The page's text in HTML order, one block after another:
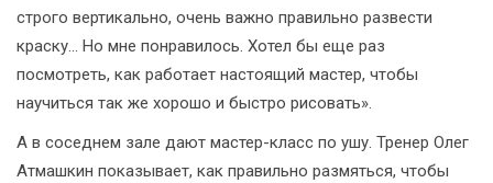
строго вертикально, очень важно правильно развести
краску... Но мне понравилось. Хотел бы еще раз
посмотреть, как работает настоящий мастер, чтобы
научиться так же хорошо и быстро рисовать».
А в соседнем зале дают мастер-класс по ушу. Тренер Олег
Атмашкин показывает, как правильно размяться, чтобы